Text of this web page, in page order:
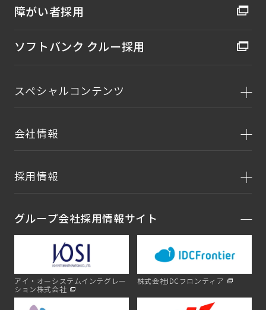
障がい者採用
ソフトバンク クルー採用
スペシャルコンテンツ
会社情報
採用情報
グループ会社採用情報サイト
アイ・オーシステムインテグレー
ション株式会社
株式会社IDCフロンティア